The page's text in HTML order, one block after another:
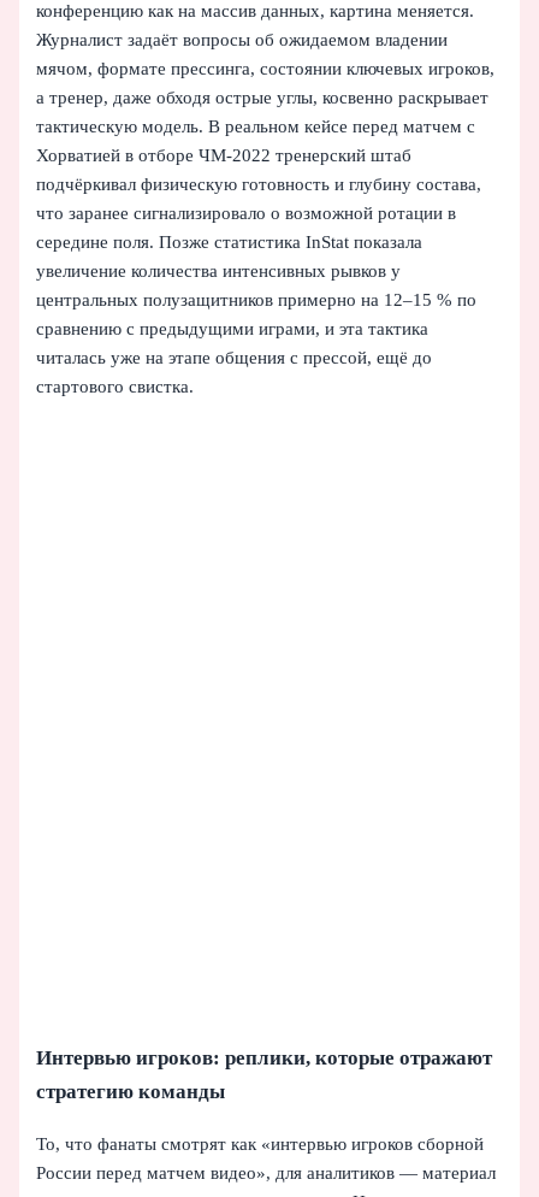
конференцию как на массив данных, картина меняется.
Журналист задаёт вопросы об ожидаемом владении
мячом, формате прессинга, состоянии ключевых игроков,
а тренер, даже обходя острые углы, косвенно раскрывает
тактическую модель. В реальном кейсе перед матчем с
Хорватией в отборе ЧМ-2022 тренерский штаб
подчёркивал физическую готовность и глубину состава,
что заранее сигнализировало о возможной ротации в
середине поля. Позже статистика InStat показала
увеличение количества интенсивных рывков у
центральных полузащитников примерно на 12–15 % по
сравнению с предыдущими играми, и эта тактика
читалась уже на этапе общения с прессой, ещё до
стартового свистка.
Интервью игроков: реплики, которые отражают
стратегию команды
То, что фанаты смотрят как «интервью игроков сборной
России перед матчем видео», для аналитиков — материал